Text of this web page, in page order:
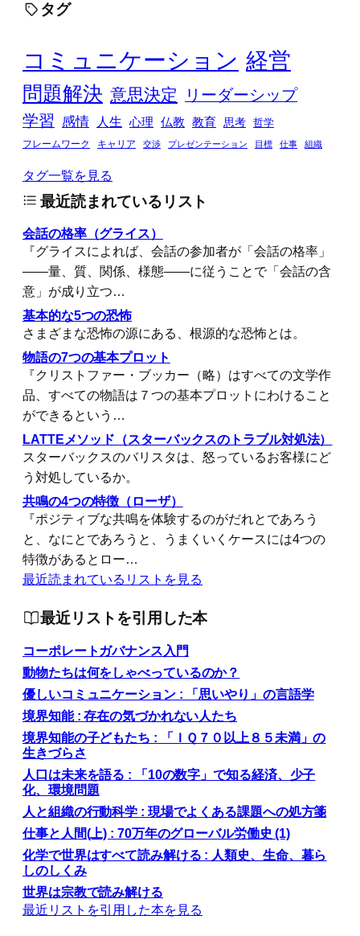
タグ
コミュニケーション 経営
問題解決 意思決定
リーダーシップ
学習
感情 人生 心理 仏教 教育 思考
哲学
フレームワーク
キャリア 交渉 プレゼンテーション 目標 仕事 組織
タグ一覧を見る
最近読まれているリスト
会話の格率（グライス）
『グライスによれば、会話の参加者が「会話の格率」
――量、質、関係、様態――に従うことで「会話の含
意」が成り立つ…
基本的な5つの恐怖
さまざまな恐怖の源にある、根源的な恐怖とは。
物語の7つの基本プロット
『クリストファー・ブッカー（略）はすべての文学作
品、すべての物語は７つの基本プロットにわけること
ができるという…
LATTEメソッド（スターバックスのトラブル対処法）
スターバックスのバリスタは、怒っているお客様にど
う対処しているか。
共鳴の4つの特徴（ローザ）
『ポジティブな共鳴を体験するのがだれとであろう
と、なにとであろうと、うまくいくケースには4つの
特徴があるとロー…
最近読まれているリストを見る
最近リストを引用した本
コーポレートガバナンス入門
動物たちは何をしゃべっているのか？
優しいコミュニケーション : 「思いやり」の言語学
境界知能 : 存在の気づかれない人たち
境界知能の子どもたち : 「ＩＱ７０以上８５未満」の
生きづらさ
人口は未来を語る : 「10の数字」で知る経済、少子
化、環境問題
人と組織の行動科学 : 現場でよくある課題への処方箋
仕事と人間(上) : 70万年のグローバル労働史 (1)
化学で世界はすべて読み解ける : 人類史、生命、暮ら
しのしくみ
世界は宗教で読み解ける
最近リストを引用した本を見る